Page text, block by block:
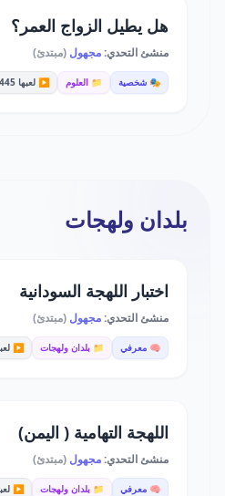
هل يطيل الزواج العمر؟
منشئ التحدي:مجهول (مبتدئ)
🎭 شخصية 📁 العلوم ▶️ لعبها 2,445
بلدان ولهجات
اختبار اللهجة السودانية
منشئ التحدي:مجهول (مبتدئ)
🧠 معرفي 📁 بلدان ولهجات ▶️ لعبها
اللهجة التهامية ( اليمن)
منشئ التحدي:مجهول (مبتدئ)
🧠 معرفي 📁 بلدان ولهجات ▶️ لعبها